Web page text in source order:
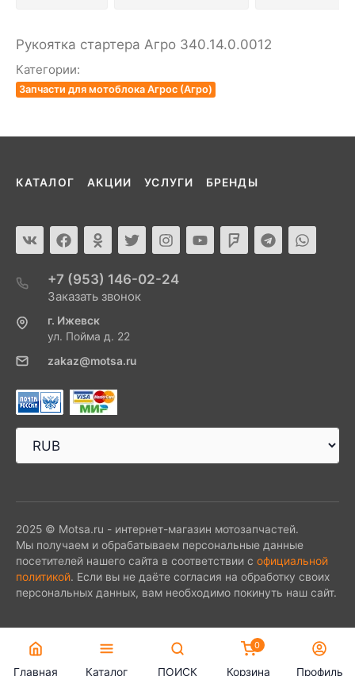
Рукоятка стартера Агро 340.14.0.0012
Категории:
Запчасти для мотоблока Агрос (Агро)
КАТАЛОГ АКЦИИ УСЛУГИ БРЕНДЫ
+7 (953) 146-02-24
Заказать звонок
г. Ижевск
ул. Пойма д. 22
zakaz@motsa.ru
2025 © Motsa.ru - интернет-магазин мотозапчастей.
Мы получаем и обрабатываем персональные данные
посетителей нашего сайта в соответствии с официальной
политикой. Если вы не даёте согласия на обработку своих
персональных данных, вам необходимо покинуть наш сайт.
Главная Каталог ПОИСК
0
Корзина Профиль